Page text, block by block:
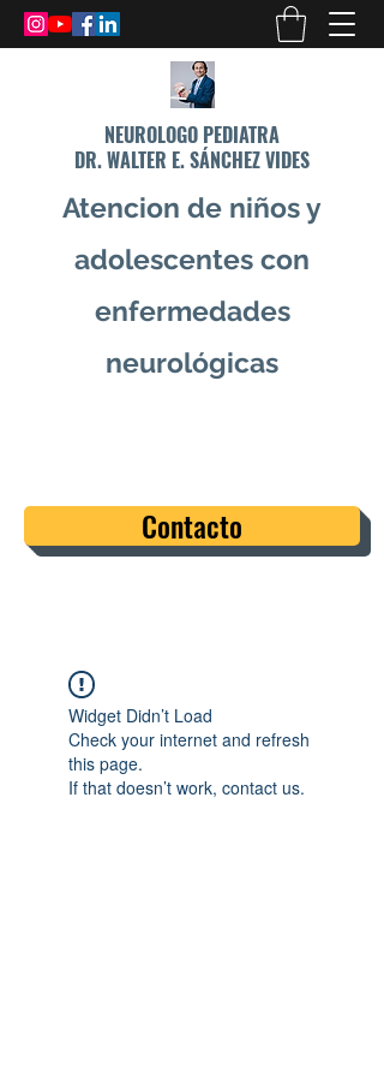
NEUROLOGO PEDIATRA
DR. WALTER E. SÁNCHEZ VIDES
Atencion de niños y
adolescentes con
enfermedades
neurológicas
Contacto
Widget Didn’t Load
Check your internet and refresh
this page.
If that doesn’t work, contact us.